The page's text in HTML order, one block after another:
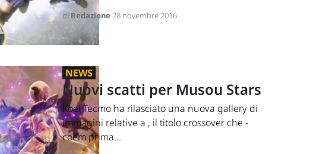
diRedazione28 novembre 2016
NEWS
Nuovi scatti per Musou Stars
Koei Tecmo ha rilasciato una nuova gallery di
immagini relative a , il titolo crossover che -
coem prima...